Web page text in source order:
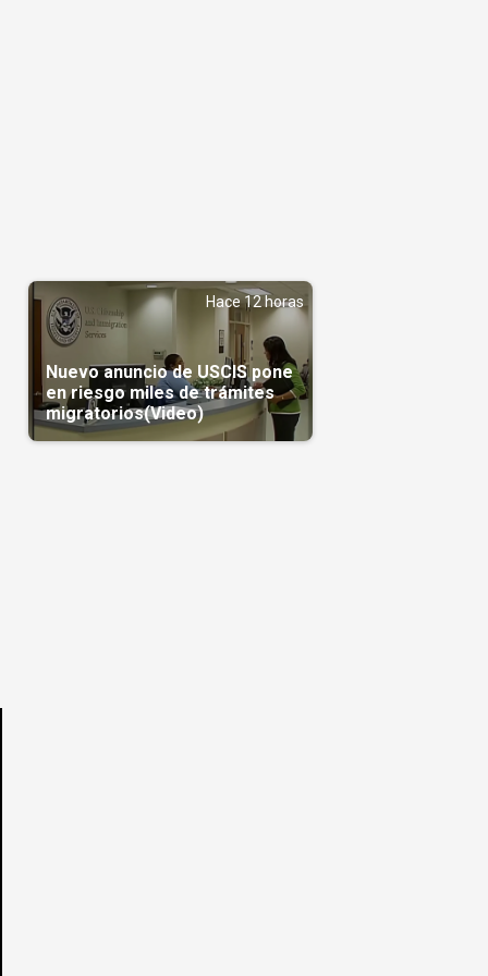
Hace 12 horas
Nuevo anuncio de USCIS pone
en riesgo miles de trámites
migratorios(Video)